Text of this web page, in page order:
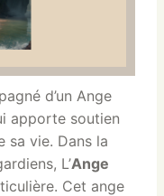
d’un Ange
apporte soutien
sa vie. Dans la
L’Ange
Cet ange